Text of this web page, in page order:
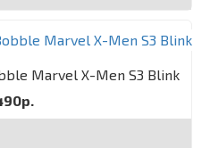
Marvel X-Men S3 Blink